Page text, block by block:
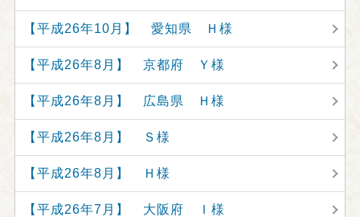
【平成26年10月】 愛知県 Ｈ様
【平成26年8月】 京都府 Ｙ様
【平成26年8月】 広島県 Ｈ様
【平成26年8月】 Ｓ様
【平成26年8月】 Ｈ様
【平成26年7月】 大阪府 Ｉ様